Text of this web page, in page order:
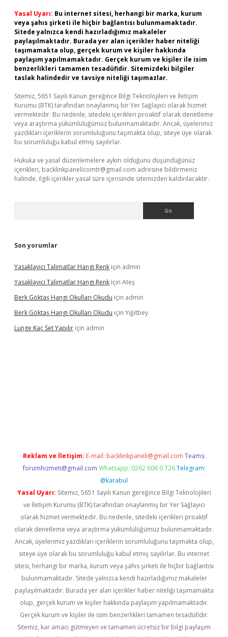
Yasal Uyarı: Bu internet sitesi, herhangi bir marka, kurum
veya şahıs şirketi ile hiçbir bağlantısı bulunmamaktadır.
Sitede yalnızca kendi hazırladığımız makaleler
paylaşılmaktadır. Burada yer alan içerikler haber niteliği
taşımamakta olup, gerçek kurum ve kişiler hakkında
paylaşım yapılmamaktadır. Gerçek kurum ve kişiler ile isim
benzerlikleri tamamen tesadüfidir. Sitemizdeki bilgiler
taslak halindedir ve tavsiye niteliği taşımazlar.
Sitemiz, 5651 Sayılı Kanun gereğince Bilgi Teknolojileri ve İletişim
Kurumu (BTK) tarafından onaylanmış bir Yer Sağlayıcı olarak hizmet
vermektedir. Bu nedenle, sitedeki içerikleri proaktif olarak denetleme
veya araştırma yükümlülüğümüz bulunmamaktadır. Ancak, üyelerimiz
yazdıkları içeriklerin sorumluluğunu taşımakta olup, siteye üye olarak
bu sorumluluğu kabul etmiş sayılırlar.
Hukuka ve yasal düzenlemelere aykırı olduğunu düşündüğünüz
içerikleri, backlinkpanelicomtr@gmail.com adresine bildirmeniz
halinde, ilgili içerikler yasal süre içerisinde sitemizden kaldırılacaktır.
Son yorumlar
Yasaklayıcı Talimatlar Hangi Renk için admin
Yasaklayıcı Talimatlar Hangi Renk için Ateş
Berk Göktaş Hangi Okulları Okudu için admin
Berk Göktaş Hangi Okulları Okudu için Yiğitbey
Lunge Kaç Set Yapılır için admin
Reklam ve İletişim: E-mail: backlinkpaneli@gmail.com Teams:
forumhizmeti@gmail.com Whatsapp: 0262 606 0 726 Telegram:
@karabul
Yasal Uyarı: Sitemiz, 5651 Sayılı Kanun gereğince Bilgi Teknolojileri
ve İletişim Kurumu (BTK) tarafından onaylanmış bir Yer Sağlayıcı
olarak hizmet vermektedir. Bu nedenle, sitedeki içerikleri proaktif
olarak denetleme veya araştırma yükümlülüğümüz bulunmamaktadır.
Ancak, üyelerimiz yazdıkları içeriklerin sorumluluğunu taşımakta olup,
siteye üye olarak bu sorumluluğu kabul etmiş sayılırlar. Bu internet
sitesi, herhangi bir marka, kurum veya şahıs şirketi ile hiçbir bağlantısı
bulunmamaktadır. Sitede yalnızca kendi hazırladığımız makaleler
paylaşılmaktadır. Burada yer alan içerikler haber niteliği taşımamakta
olup, gerçek kurum ve kişiler hakkında paylaşım yapılmamaktadır.
Gerçek kurum ve kişiler ile isim benzerlikleri tamamen tesadüfidir.
Sitemiz, kar amacı gütmeyen ve tamamen ücretsiz bir bilgi paylaşım